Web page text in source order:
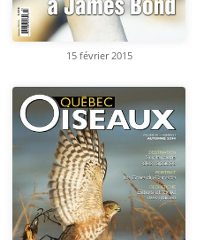
15 février 2015